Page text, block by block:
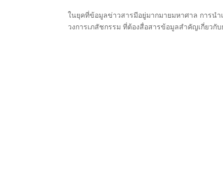
ในยุคที่ข้อมูลข่าวสารมีอยู่มากมายมหาศาล การนำ
วงการเภสัชกรรม ที่ต้องสื่อสารข้อมูลสำคัญเกี่ยวกั